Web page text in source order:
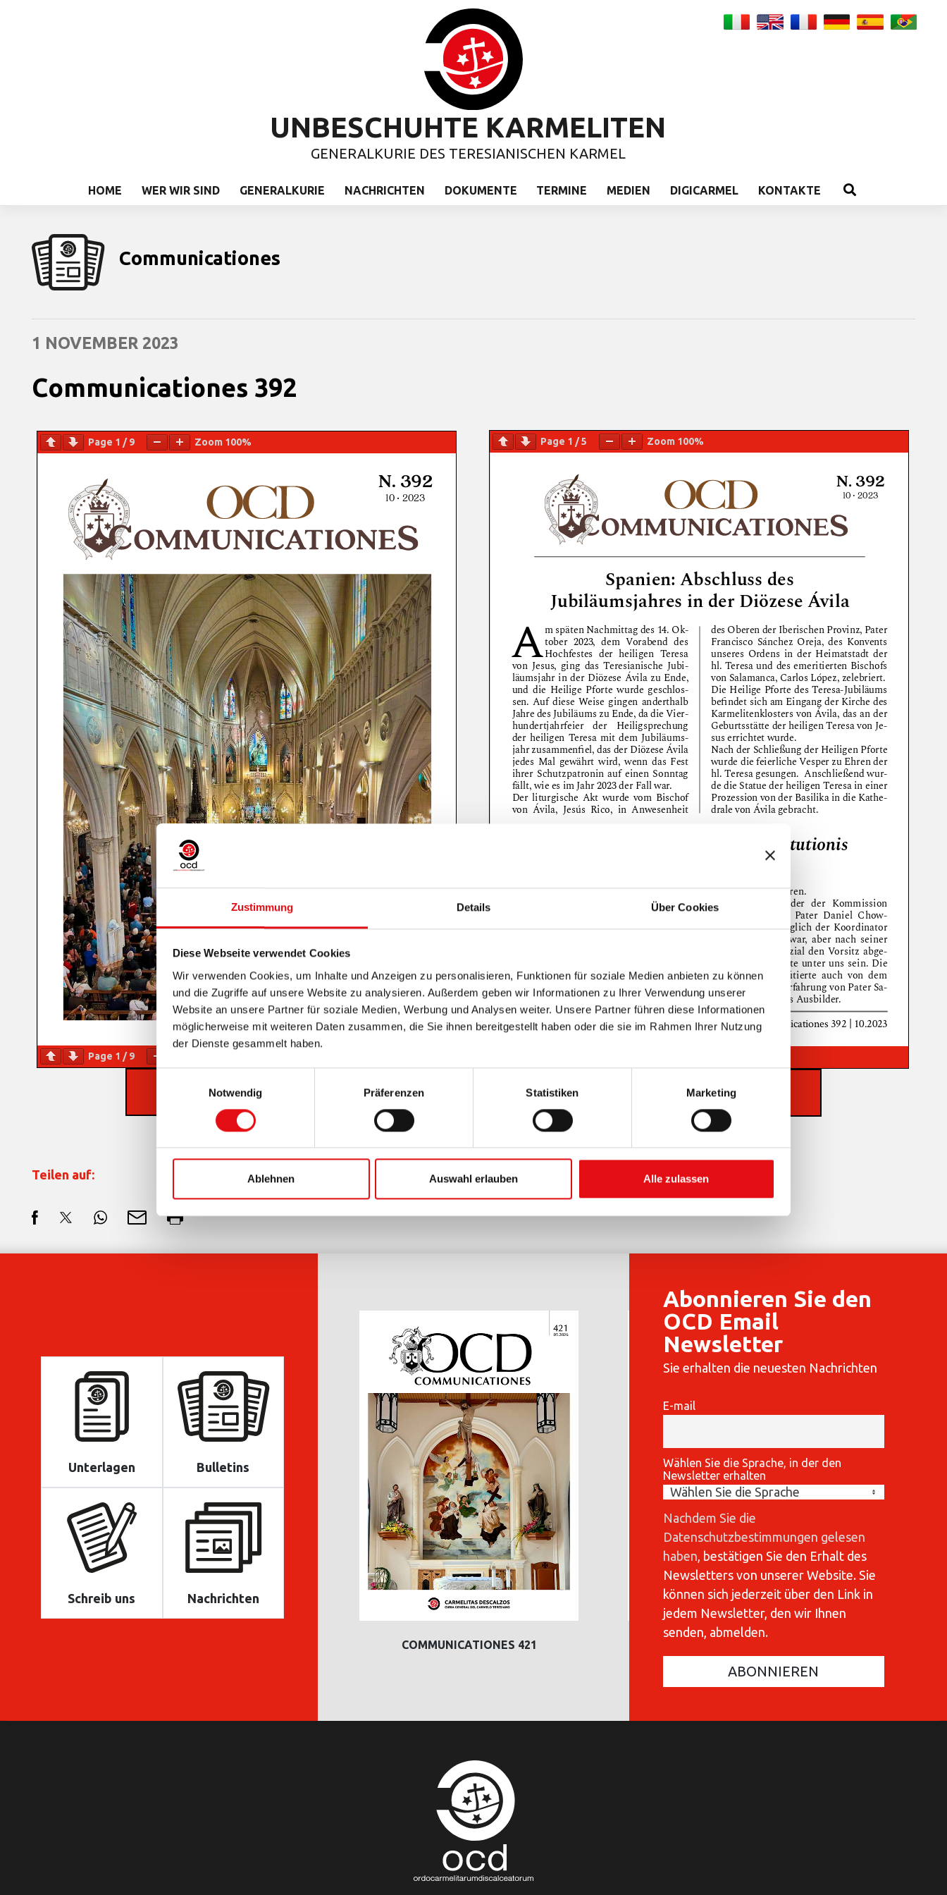
Zustimmung Details Über Cookies
Diese Webseite verwendet Cookies
Wir verwenden Cookies, um Inhalte und Anzeigen zu personalisieren, Funktionen für soziale Medien anbieten zu können
und die Zugriffe auf unsere Website zu analysieren. Außerdem geben wir Informationen zu Ihrer Verwendung unserer
Website an unsere Partner für soziale Medien, Werbung und Analysen weiter. Unsere Partner führen diese Informationen
möglicherweise mit weiteren Daten zusammen, die Sie ihnen bereitgestellt haben oder die sie im Rahmen Ihrer Nutzung
der Dienste gesammelt haben.
Notwendig
Präferenzen Statistiken Marketing
Ablehnen Auswahl erlauben Alle zulassen
UNBESCHUHTE KARMELITEN
GENERALKURIE DES TERESIANISCHEN KARMEL
HOME WER WIR SIND GENERALKURIE NACHRICHTEN DOKUMENTE TERMINE MEDIEN DIGICARMEL KONTAKTE
Communicationes
1 NOVEMBER 2023
Communicationes 392
Page 1 /9 Zoom 100%
Page 1 /9
HERUNTERLADEN PDF
Page 1 /5 Zoom 100%
HERUNTERLADEN PDF
Teilen auf:
Unterlagen Bulletins
Schreib uns Nachrichten
COMMUNICATIONES 421
Abonnieren Sie den
OCD Email
Newsletter
Sie erhalten die neuesten Nachrichten
E-mail
Wählen Sie die Sprache, in der den
Newsletter erhalten
Nachdem Sie die
Datenschutzbestimmungen gelesen
haben , bestätigen Sie den Erhalt des
Newsletters von unserer Website. Sie
können sich jederzeit über den Link in
jedem Newsletter, den wir Ihnen
senden, abmelden.